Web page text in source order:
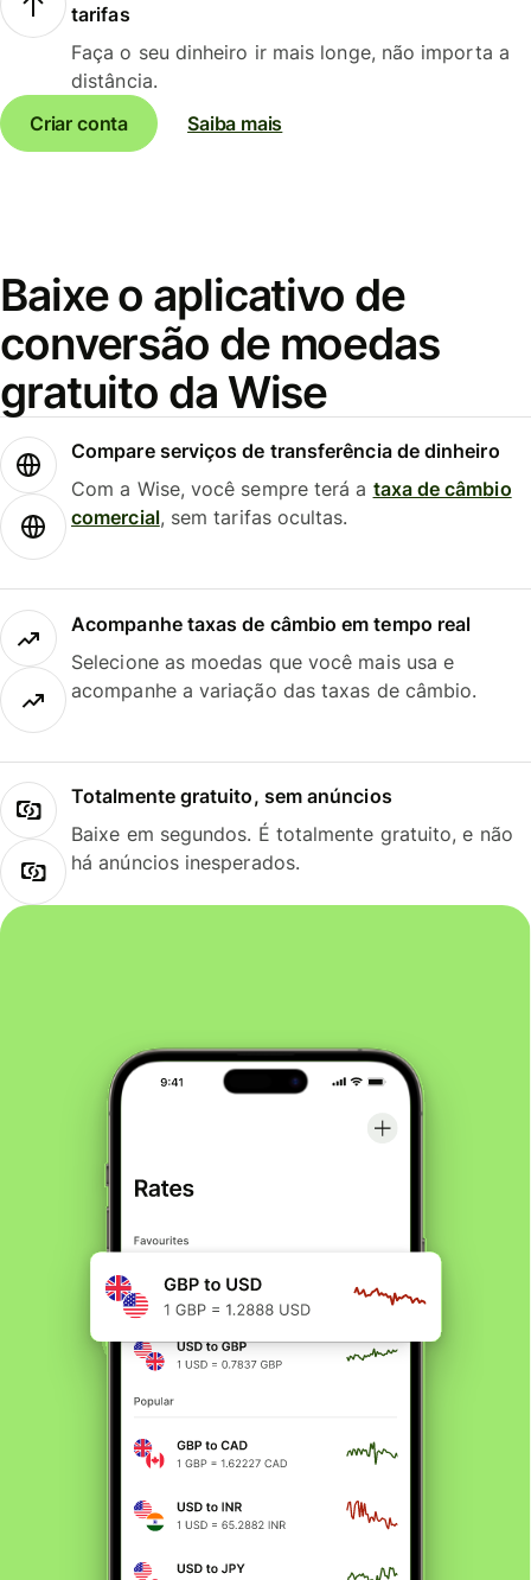
tarifas
Faça o seu dinheiro ir mais longe, não importa a
distância.
Criar conta
Saiba mais
Baixe o aplicativo de
conversão de moedas
gratuito da Wise
Compare serviços de transferência de dinheiro
Com a Wise, você sempre terá a taxa de câmbio
comercial, sem tarifas ocultas.
Acompanhe taxas de câmbio em tempo real
Selecione as moedas que você mais usa e
acompanhe a variação das taxas de câmbio.
Totalmente gratuito, sem anúncios
Baixe em segundos. É totalmente gratuito, e não
há anúncios inesperados.